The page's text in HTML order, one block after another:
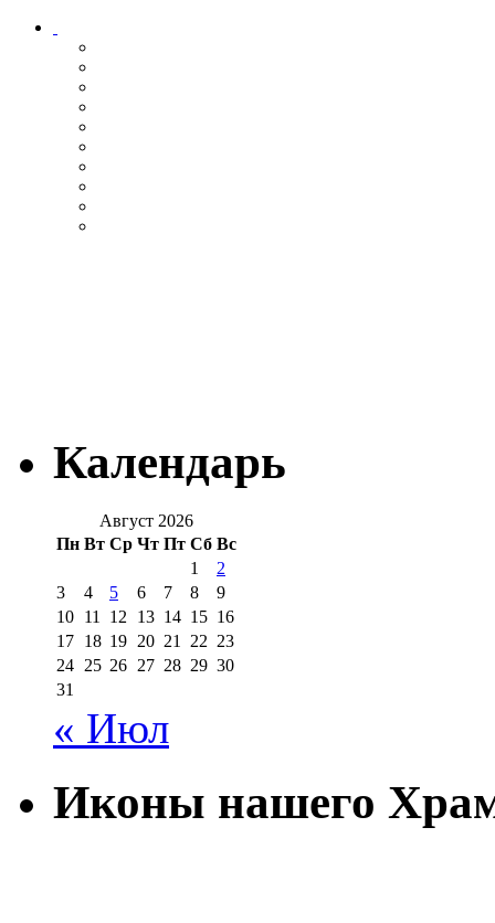
Календарь
Август 2026
Пн Вт Ср Чт Пт Сб Вс
1
2
3
4 5 6 7 8
9
10 11 12 13 14 15 16
17 18 19 20 21 22 23
24 25 26 27 28 29 30
31
« Июл
Иконы нашего